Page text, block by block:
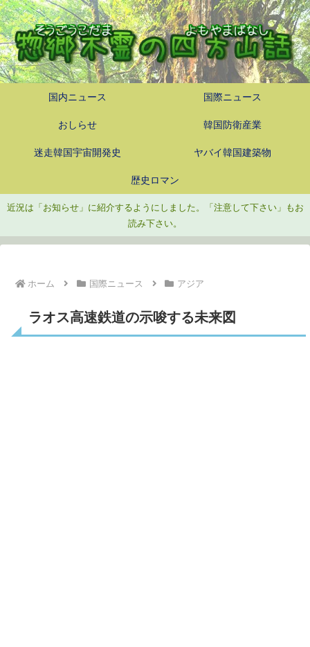
国内ニュース 国際ニュース
おしらせ 韓国防衛産業
迷走韓国宇宙開発史 ヤバイ韓国建築物
歴史ロマン
近況は「お知らせ」に紹介するようにしました。「注意して下さい」もお
読み下さい。
ホーム 国際ニュース アジア
ラオス高速鉄道の示唆する未来図